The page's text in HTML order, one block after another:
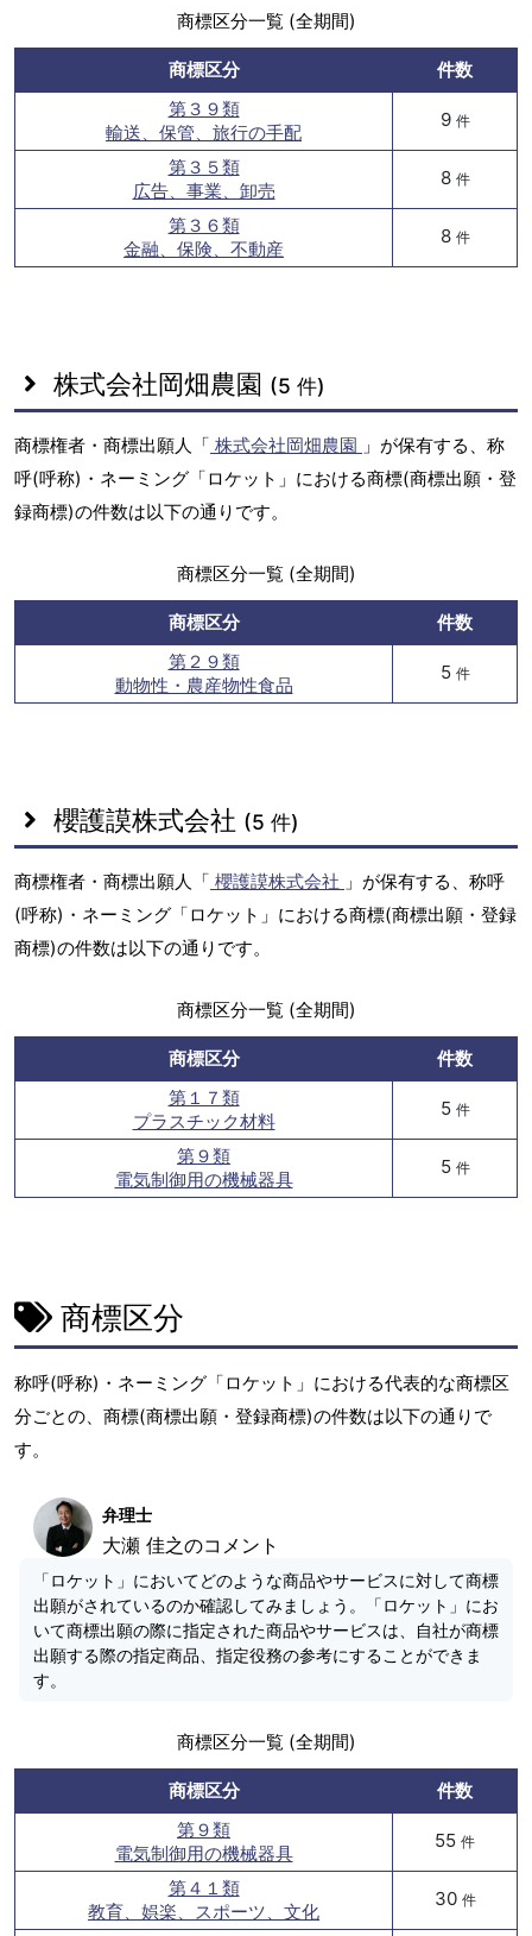
商標区分一覧 (全期間)
商標区分
件数
第３９類
輸送、保管、旅行の手配
9 件
第３５類
広告、事業、卸売
8 件
第３６類
金融、保険、不動産
8 件
株式会社岡畑農園 (5 件)
商標権者・商標出願人「 株式会社岡畑農園 」が保有する、称
呼(呼称)・ネーミング「ロケット」における商標(商標出願・登
録商標)の件数は以下の通りです。
商標区分一覧 (全期間)
商標区分
件数
第２９類
動物性・農産物性食品
5 件
櫻護謨株式会社 (5 件)
商標権者・商標出願人「 櫻護謨株式会社 」が保有する、称呼
(呼称)・ネーミング「ロケット」における商標(商標出願・登録
商標)の件数は以下の通りです。
商標区分一覧 (全期間)
商標区分
件数
第１７類
プラスチック材料
5 件
第９類
電気制御用の機械器具
5 件
商標区分
称呼(呼称)・ネーミング「ロケット」における代表的な商標区
分ごとの、商標(商標出願・登録商標)の件数は以下の通りで
す。
弁理士
大瀬 佳之のコメント
「ロケット」においてどのような商品やサービスに対して商標
出願がされているのか確認してみましょう。「ロケット」にお
いて商標出願の際に指定された商品やサービスは、自社が商標
出願する際の指定商品、指定役務の参考にすることができま
す。
商標区分一覧 (全期間)
商標区分
件数
第９類
電気制御用の機械器具
55 件
第４１類
教育、娯楽、スポーツ、文化
30 件